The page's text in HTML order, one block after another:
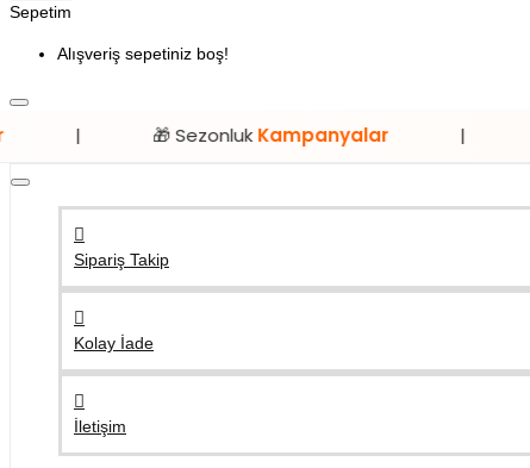
Sepetim
Alışveriş sepetiniz boş!
🎁 Sezonluk Kampanyalar | ⭐ Sadece
Sipariş Takip
Kolay İade
İletişim